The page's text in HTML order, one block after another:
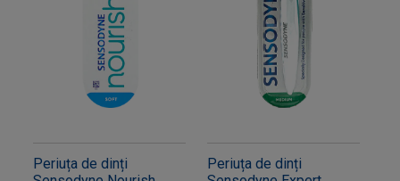
Periuța de dinți
Periuța de dinți